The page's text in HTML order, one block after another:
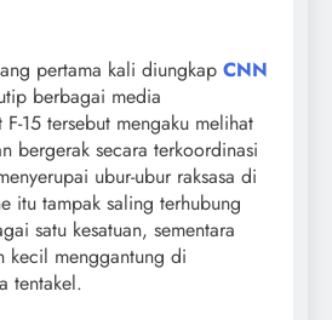
pertama kali diungkap CNN
berbagai media
15 tersebut mengaku melihat
bergerak secara terkoordinasi
ubur-ubur raksasa di
itu tampak saling terhubung
satu kesatuan, sementara
kecil menggantung di
tentakel.